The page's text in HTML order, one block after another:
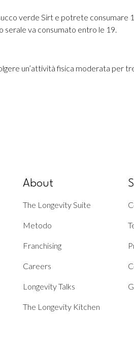
verde Sirt e potrete consumare
serale va consumato entro le 19.
un’attività fisica moderata per
About
The Longevity Suite
Metodo
Franchising
Careers
Longevity Talks
The Longevity Kitchen